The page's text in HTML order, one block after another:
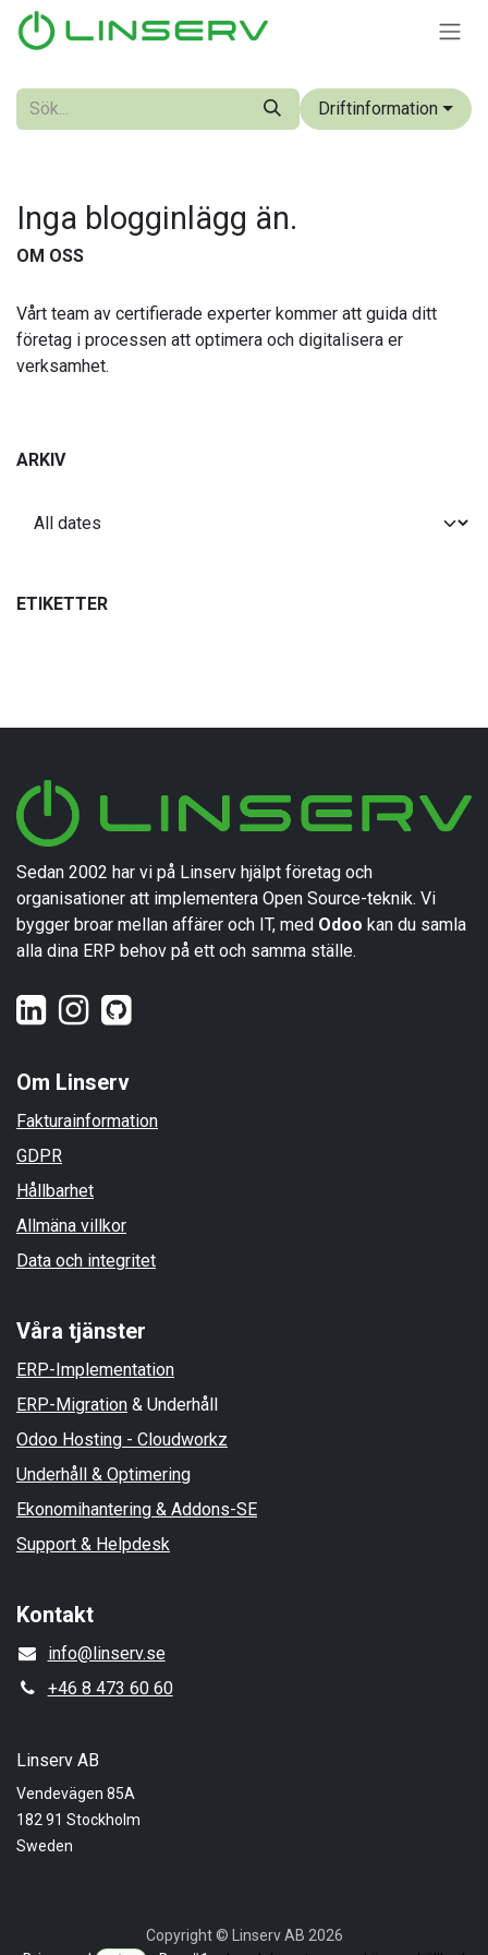
Hoppa till innehåll
Driftinformation
Inga blogginlägg än.
OM OSS
Vårt team av certifierade experter kommer att guida ditt
företag i processen att optimera och digitalisera er
verksamhet.
ARKIV
ETIKETTER
Sedan 2002 har vi på Linserv hjälpt företag och
organisationer att implementera Open Source-teknik. Vi
bygger broar mellan affärer och IT, med Odoo kan du samla
alla dina ERP behov på ett och samma ställe.
Om Linserv
Fakturainformation
GDPR
Hållbarhet
Allmäna villkor
Data och integritet
Våra tjänster
ERP-Implementation
ERP-Migration & Underhåll
Odoo Hosting - Cloudworkz
Underhåll & Optimering
Ekonomihantering & Addons-SE
Support & Helpdesk
Kontakt
info@linserv.se
+46 8 473 60 60
Linserv AB
Vendevägen 85A
182 91 Stockholm
Sweden
Copyright © Linserv AB 2026